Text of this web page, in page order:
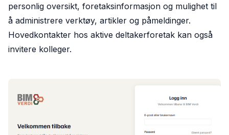
personlig oversikt, foretaksinformasjon og mulighet til
å administrere verktøy, artikler og påmeldinger.
Hovedkontakter hos aktive deltakerforetak kan også
invitere kolleger.